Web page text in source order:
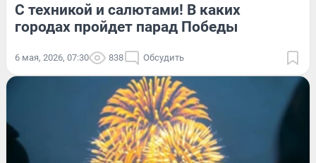
С техникой и салютами! В каких
городах пройдет парад Победы
6 мая, 2026, 07:30 838 Обсудить